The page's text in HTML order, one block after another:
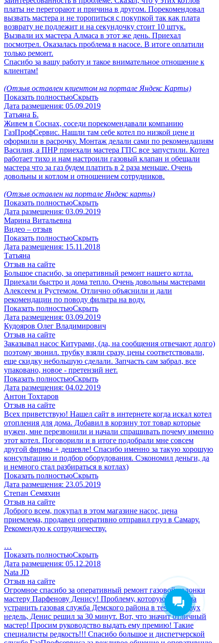
платы не перегорают и причина в другом. Порекомендовал
вызвать мастера и не торопиться с покупкой так как плата
возврату не подлежит и на секундочку стоит 10 штук.
Вызвали их мастера Алмаса в этот же день. Приехал
посмотрел. Оказалась проблема в насосе. В итоге оплатили
только ремонт.
Спасибо за вашу работу и такое внимательное отношение к
клиентам!
(Отзыв оставлен клиентом на портале Яндекс Карты)
Показать полностьюСкрыть
Дата размещения: 05.09.2019
Татьяна Б.
Живем в Соснах, соседи порекомендавали компанию
ГазПрофСервис. Нашли там себе котел по низкой цене и
оформили в расрочку. Монтаж делали сами по рекомендациям
Василия, а ПНР приехали мастера ГПС все запустили. Котел
работает тихо и нам настроили газовый клапан и обещали
мастера что за газ будем платить в 2 раза меньше. Очень
довольны и котлом и отношением сотрудников.
(Отзыв оставлен на портале Яндекс карты)
Показать полностьюСкрыть
Дата размещения: 03.09.2019
Марина Витальевна
Видео – отзыв
Показать полностьюСкрыть
Дата размещения: 15.11.2018
Татьяна
Отзыв на сайте
Большое спасибо, за оперативный ремонт нашего котла.
Приехали быстро и дома тепло. Очень довольны мастерами
Алексеем и Рустемом. Отлично объяснили и дали
рекомендации по поводу фильтра на воду.
Показать полностьюСкрыть
Дата размещения: 03.09.2019
Кудояров Олег Владимирович
Отзыв на сайте
Заказывал насос Китурами, (да, на сообщения отвечают долго)
поэтому звонил. трубку взяли сразу, цены соответствовали,
еще скидку небольшую сделали. Запчасть сам забрал, все
упаковано, новое - претензий нет.
Показать полностьюСкрыть
Дата размещения: 04.02.2019
Антон Тохтаров
Отзыв на сайте
Всех приветствую! Нашел сайт в интернете когда искал котел
отопления для дома. Добавил в корзину тот товар которые
нужен, мне перезвонили и начали спрашивать почему именно
этот котел. Поговорили и в итоге подобрали мне совсем
другой фирмы + дешевле! Спасибо именно за такую хорошую
консультацию и подбор оборудования. Сэкономил деньги, да
и немного стал разбираться в котлах)
Показать полностьюСкрыть
Дата размещения: 23.05.2019
Степан Семяхин
Отзыв на сайте
Доброго всем, покупал в этом магазине насос, цена
приемлема, продавец оперативно отправил груз в Самару.
Рекомендую к сотрудничеству.
…
Показать полностьюСкрыть
Дата размещения: 05.12.2018
Nata JD
Отзыв на сайте
Огромное спасибо за оперативный ремонт газовой колонки
мастеру Парфенову Денису! Проблему, которую не могла
устранить газовая служба Демского района в течение двух
недель, Денис решил за 30 минут. Вот, что значит отличный
мастер! Просим руководство выдать ему премию! Такие
специалисты редкость!!! Спасибо большое и диспетчерской